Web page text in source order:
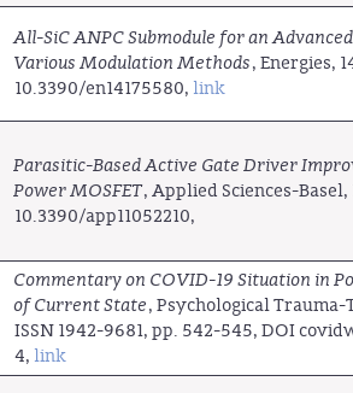
All-SiC ANPC Submodule for an
Various Modulation Methods, Energies,
10.3390/en14175580, link
Parasitic-Based Active Gate Driver
Power MOSFET, Applied Sciences-Basel,
10.3390/app11052210,
Commentary on COVID-19 Situation in
of Current State, Psychological Trauma-
ISSN 1942-9681, pp. 542-545, DOI
4, link